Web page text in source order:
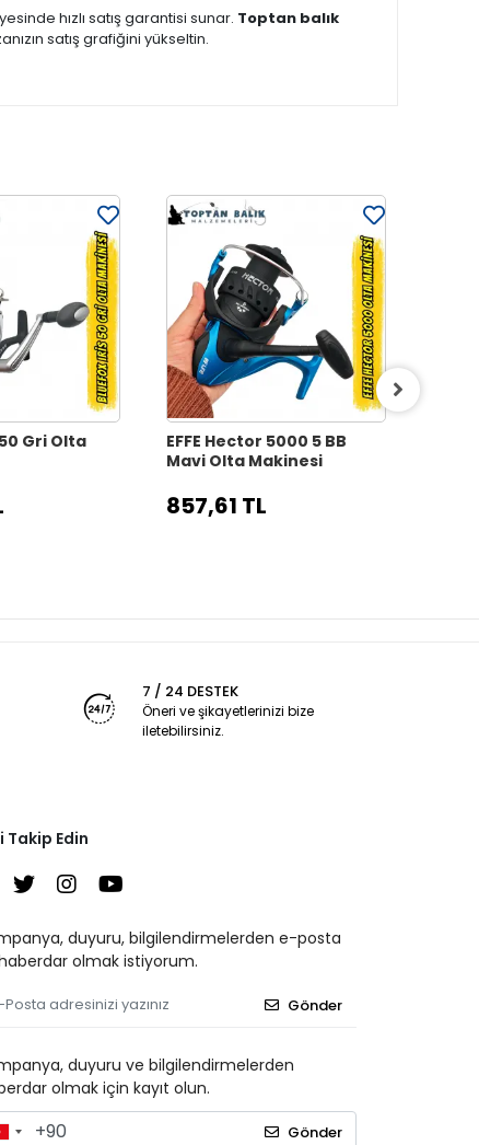
hızlı satış garantisi sunar. Toptan balık
satış grafiğini yükseltin.
Gri Olta
EFFE Hector 5000 5 BB
Mavi Olta Makinesi
857,61 TL
7 / 24 DESTEK
Öneri ve şikayetlerinizi bize
iletebilirsiniz.
Takip Edin
duyuru, bilgilendirmelerden e-posta
olmak istiyorum.
Gönder
duyuru ve bilgilendirmelerden
olmak için kayıt olun.
Gönder